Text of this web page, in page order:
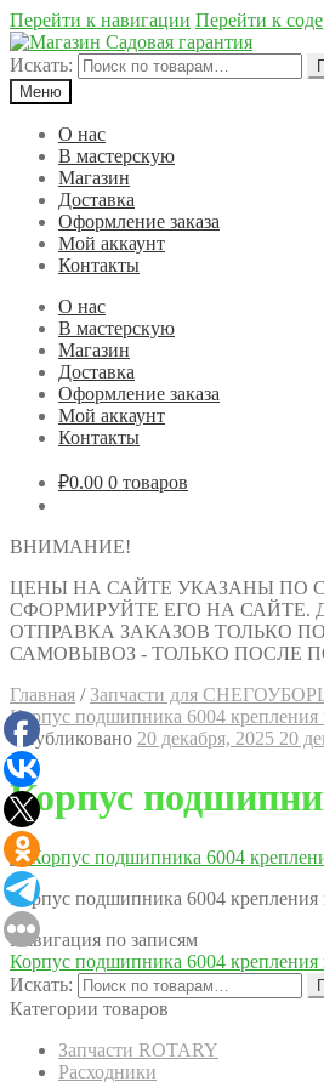
Перейти к навигации Перейти к
Искать:
Меню
О нас
В мастерскую
Магазин
Доставка
Оформление заказа
Мой аккаунт
Контакты
О нас
В мастерскую
Магазин
Доставка
Оформление заказа
Мой аккаунт
Контакты
₽0.00 0 товаров
ВНИМАНИЕ!
ЦЕНЫ НА САЙТЕ УКАЗАНЫ ПО
СФОРМИРУЙТЕ ЕГО НА САЙТЕ.
ОТПРАВКА ЗАКАЗОВ ТОЛЬКО
САМОВЫВОЗ - ТОЛЬКО ПОСЛЕ
Главная / Запчасти для
Корпус подшипника 6004
Опубликовано 20 декабря, 2025 20
Корпус
Корпус подшипника 6004
Навигация по записям
Корпус подшипника 6004
Искать:
Категории товаров
Запчасти ROTARY
Расходники